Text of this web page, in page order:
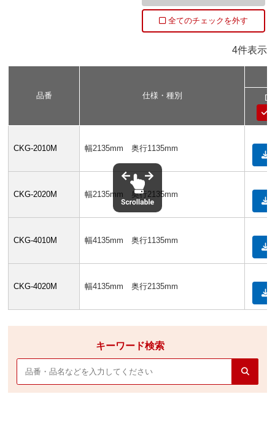
4件表示
全てのチェックを外す
品番 仕様・種別
CKG-2010M 幅2135mm 奥行1135mm
CKG-2020M 幅2135mm 奥行2135mm
CKG-4010M 幅4135mm 奥行1135mm
CKG-4020M 幅4135mm 奥行2135mm
キーワード検索